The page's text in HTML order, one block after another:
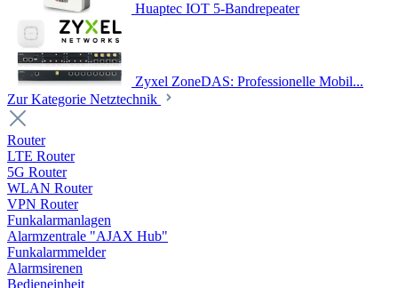
Huaptec IOT 5-Bandrepeater
Zyxel ZoneDAS: Professionelle Mobil...
Zur Kategorie Netztechnik
Router
LTE Router
5G Router
WLAN Router
VPN Router
Funkalarmanlagen
Alarmzentrale "AJAX Hub"
Funkalarmmelder
Alarmsirenen
Bedieneinheit